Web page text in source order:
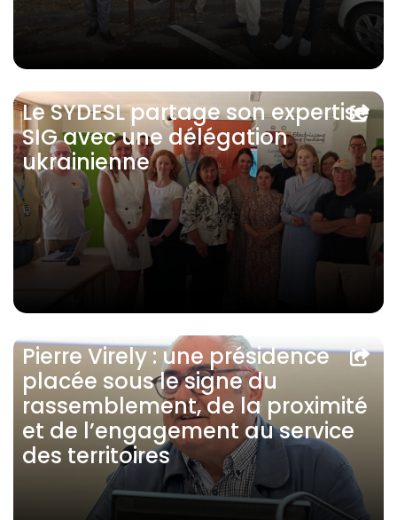
Le SYDESL partage son expertise
SIG avec une délégation
ukrainienne
Pierre Virely : une présidence
placée sous le signe du
rassemblement, de la proximité
et de l’engagement au service
des territoires